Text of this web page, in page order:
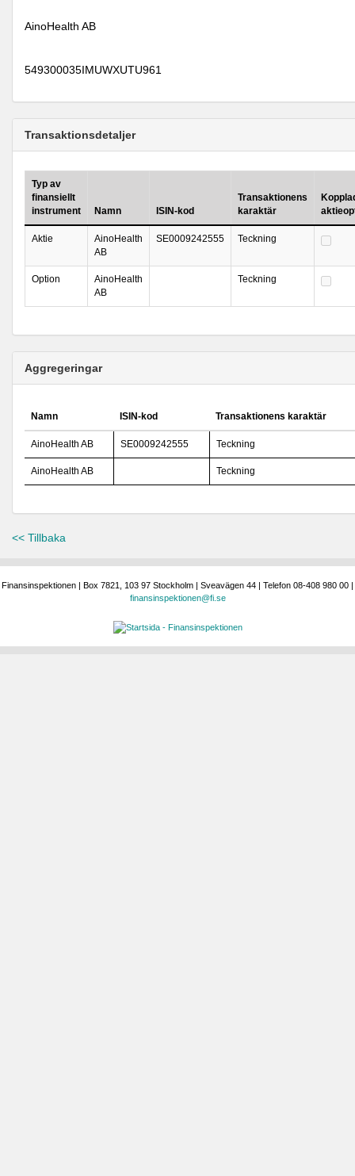
AinoHealth AB
549300035IMUWXUTU961
Transaktionsdetaljer
Typ av
finansiellt
instrument
Namn ISIN-kod
Transaktionens
karaktär
Aktie
AinoHealth
AB
SE0009242555 Teckning
Option
AinoHealth
AB
Teckning
Aggregeringar
Namn ISIN-kod Transaktionens karaktär
AinoHealth AB SE0009242555 Teckning
AinoHealth AB Teckning
<< Tillbaka
Finansinspektionen | Box 7821, 103 97 Stockholm | Sveavägen 44 | Telefon 08-408 980 00 |
finansinspektionen@fi.se